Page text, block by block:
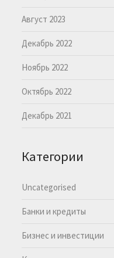
Август 2023
Декабрь 2022
Ноябрь 2022
Октябрь 2022
Декабрь 2021
Категории
Uncategorised
Банки и кредиты
Бизнес и инвестиции